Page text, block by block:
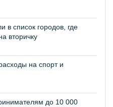
в список городов, где
вторичку
на спорт и
до 10 000